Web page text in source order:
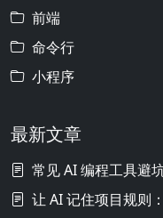
前端
命令行
小程序
最新文章
常见 AI 编程工具避
让 AI 记住项目规则